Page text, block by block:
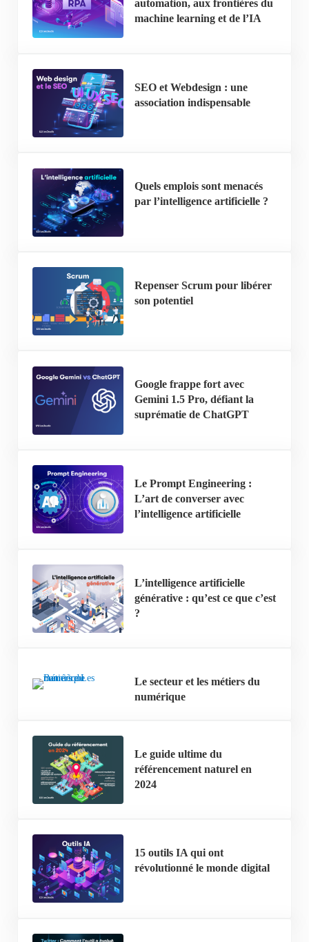
automation, aux frontières du
machine learning et de l’IA
SEO et Webdesign : une
association indispensable
Quels emplois sont menacés
par l’intelligence artificielle ?
Repenser Scrum pour libérer
son potentiel
Google frappe fort avec
Gemini 1.5 Pro, défiant la
suprématie de ChatGPT
Le Prompt Engineering :
L’art de converser avec
l’intelligence artificielle
L’intelligence artificielle
générative : qu’est ce que c’est
?
Le secteur et les métiers du
numérique
Le guide ultime du
référencement naturel en
2024
15 outils IA qui ont
révolutionné le monde digital